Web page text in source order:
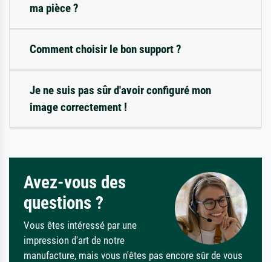
ma pièce ?
Comment choisir le bon support ?
Je ne suis pas sûr d'avoir configuré mon
image correctement !
Avez-vous des
questions ?
Vous êtes intéressé par une
impression d'art de notre
manufacture, mais vous n'êtes pas encore sûr de vous